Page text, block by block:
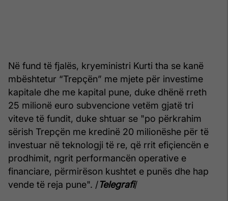
Në fund të fjalës, kryeministri Kurti tha se kanë
mbështetur “Trepçën” me mjete për investime
kapitale dhe me kapital pune, duke dhënë rreth
25 milionë euro subvencione vetëm gjatë tri
viteve të fundit, duke shtuar se "po përkrahim
sërish Trepçën me kredinë 20 milionëshe për të
investuar në teknologji të re, që rrit efiçiencën e
prodhimit, ngrit performancën operative e
financiare, përmirëson kushtet e punës dhe hap
vende të reja pune". /Telegrafi/